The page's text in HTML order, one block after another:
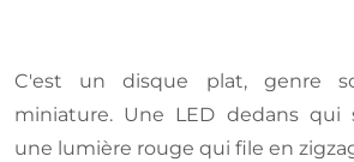
C'est un disque plat, genre
miniature. Une LED dedans qui
une lumière rouge qui file en